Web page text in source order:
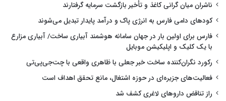
ناشران میان گرانی کاغذ و تأخیر بازگشت سرمایه گرفتارند
کودهای دامی فارس به انرژی پاک و درآمد پایدار تبدیل می‌شوند
فارس برای اولین بار در جهان سامانه هوشمند آبیاری ساخت/ آبیاری مزارع
با یک کلیک و اپلیکیشن موبایل
رکورد نگران‌کننده ساخت خبر جعلی با ظاهری واقعی با چت‌جی‌پی‌تی
فعالیت‌های جزیره‌ای در حوزه اشتغال، مانع تحقق اهداف است
راز تناقض داروهای لاغری کشف شد